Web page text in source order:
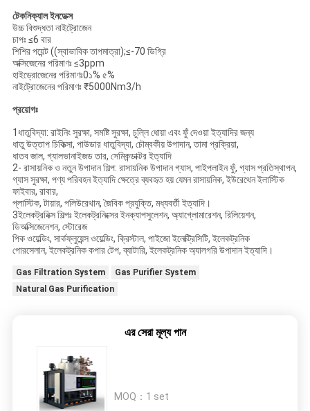
টেকনিক্যাল ইনডেক্স
উচ্চ বিশুদ্ধতা নাইট্রোজেন
চাপঃ ≤6 বার
শিশির পয়েন্ট ((স্বাভাবিক তাপমাত্রা);≤-70 ডিগ্রি
অক্সিজেনের পরিমাণঃ ≤3ppm
হাইড্রোজেনের পরিমাণঃ0১% ৫%
নাইট্রোজেনের পরিমাণঃ ₹5000Nm3/h
প্রয়োগঃ
1ধাতুবিদ্যা: রাইনিং সুরক্ষা, সমষ্টি সুরক্ষা, চুল্লি ধোয়া এবং ফুঁ দেওয়া ইত্যাদির জন্য
ধাতু উত্তাপ চিকিত্সা, পাউডার ধাতুবিদ্যা, চৌম্বকীয় উপাদান, তামা প্রক্রিয়া,
ধাতব জাল, গ্যালভানাইজড তার, সেমিকন্ডাক্টর ইত্যাদি
2- রাসায়নিক ও নতুন উপাদান শিল্প: রাসায়নিক উপাদান গ্যাস, পাইপলাইন ফুঁ, গ্যাস প্রতিস্থাপন,
গ্যাস সুরক্ষা, পণ্য পরিবহন ইত্যাদি ক্ষেত্রে ব্যবহৃত হয় যেমন রাসায়নিক, ইউরেথেন ইলাস্টিক
ফাইবার, রাবার,
প্লাস্টিক, টায়ার, পলিউরেথান, জৈবিক প্রযুক্তি, মধ্যবর্তী ইত্যাদি।
3ইলেকট্রনিক্স শিল্পঃ ইলেকট্রনিক্সের ইনক্যাপসুলেশন, অ্যাগ্লোমারেশন, রিলিয়েশন,
ডিঅক্সিজেনেশন, স্টোরেজ
পিক ওয়েল্ডিং, সার্কফ্লুয়েন্স ওয়েল্ডিং, ক্রিস্টাল, পাইজো ইলেক্ট্রিসিটি, ইলেকট্রনিক
পোরসেলান, ইলেকট্রনিক কপার টেপ, ব্যাটারি, ইলেকট্রনিক অ্যালগরি উপাদান ইত্যাদি।
Gas Filtration System
Gas Purifier System
Natural Gas Purification
এর সেরা মূল্য পান
MOQ： 1 set